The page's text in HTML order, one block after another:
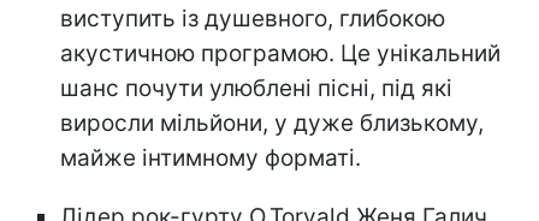
виступить із душевного, глибокою
акустичною програмою. Це унікальний
шанс почути улюблені пісні, під які
виросли мільйони, у дуже близькому,
майже інтимному форматі.